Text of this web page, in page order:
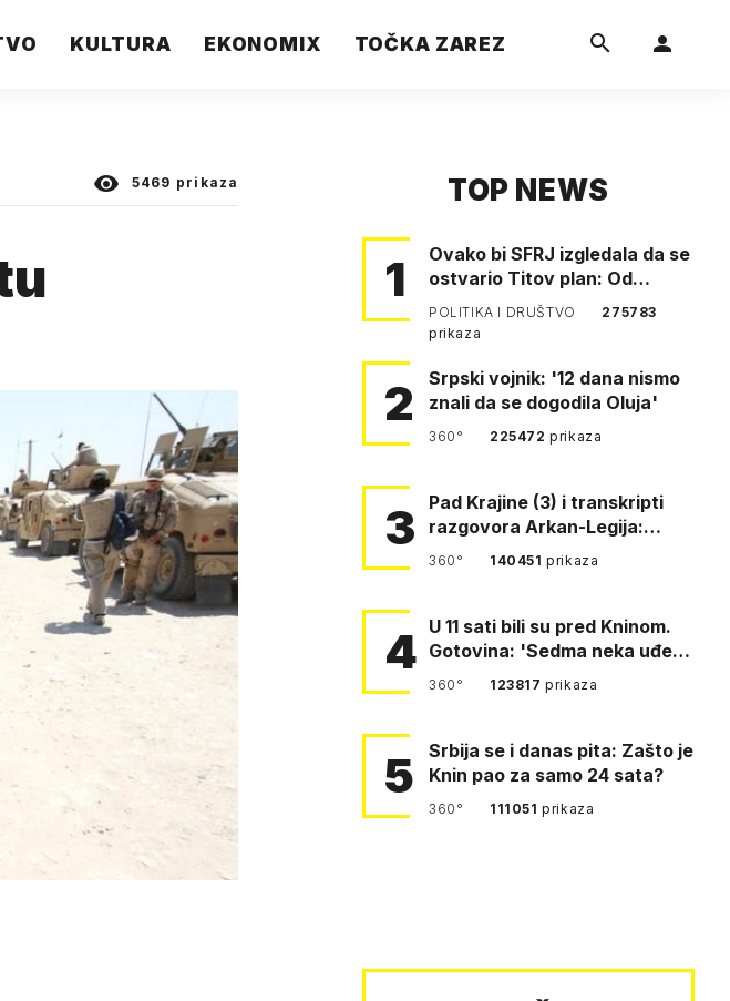
KULTURA EKONOMIX TOČKA ZAREZ
5469 prikaza TOP NEWS
1
Ovako bi SFRJ izgledala da se
ostvario Titov plan: Od
Klagenfurta do Istanbula!
POLITIKA I DRUŠTVO
275783
prikaza
2
Srpski vojnik: '12 dana nismo
znali da se dogodila Oluja'
360° 225472prikaza
3
Pad Krajine (3) i transkripti
razgovora Arkan-Legija:
'Čujem, prelazite ustašam…
360° 140451prikaza
4 U 11 sati bili su pred Kninom.
Gotovina: 'Sedma neka uđe,
4. gardijska neka g…
360° 123817prikaza
5
Srbija se i danas pita: Zašto je
Knin pao za samo 24 sata?
360° 111051prikaza